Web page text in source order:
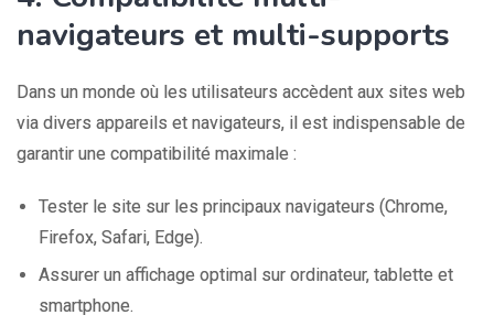
navigateurs et multi-supports
Dans un monde où les utilisateurs accèdent aux sites web
via divers appareils et navigateurs, il est indispensable de
garantir une compatibilité maximale :
Tester le site sur les principaux navigateurs (Chrome,
Firefox, Safari, Edge).
Assurer un affichage optimal sur ordinateur, tablette et
smartphone.